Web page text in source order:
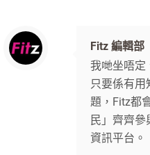
Fitz 編輯部
我哋坐唔定
只要係有
題，Fitz都
民」齊齊
資訊平台。